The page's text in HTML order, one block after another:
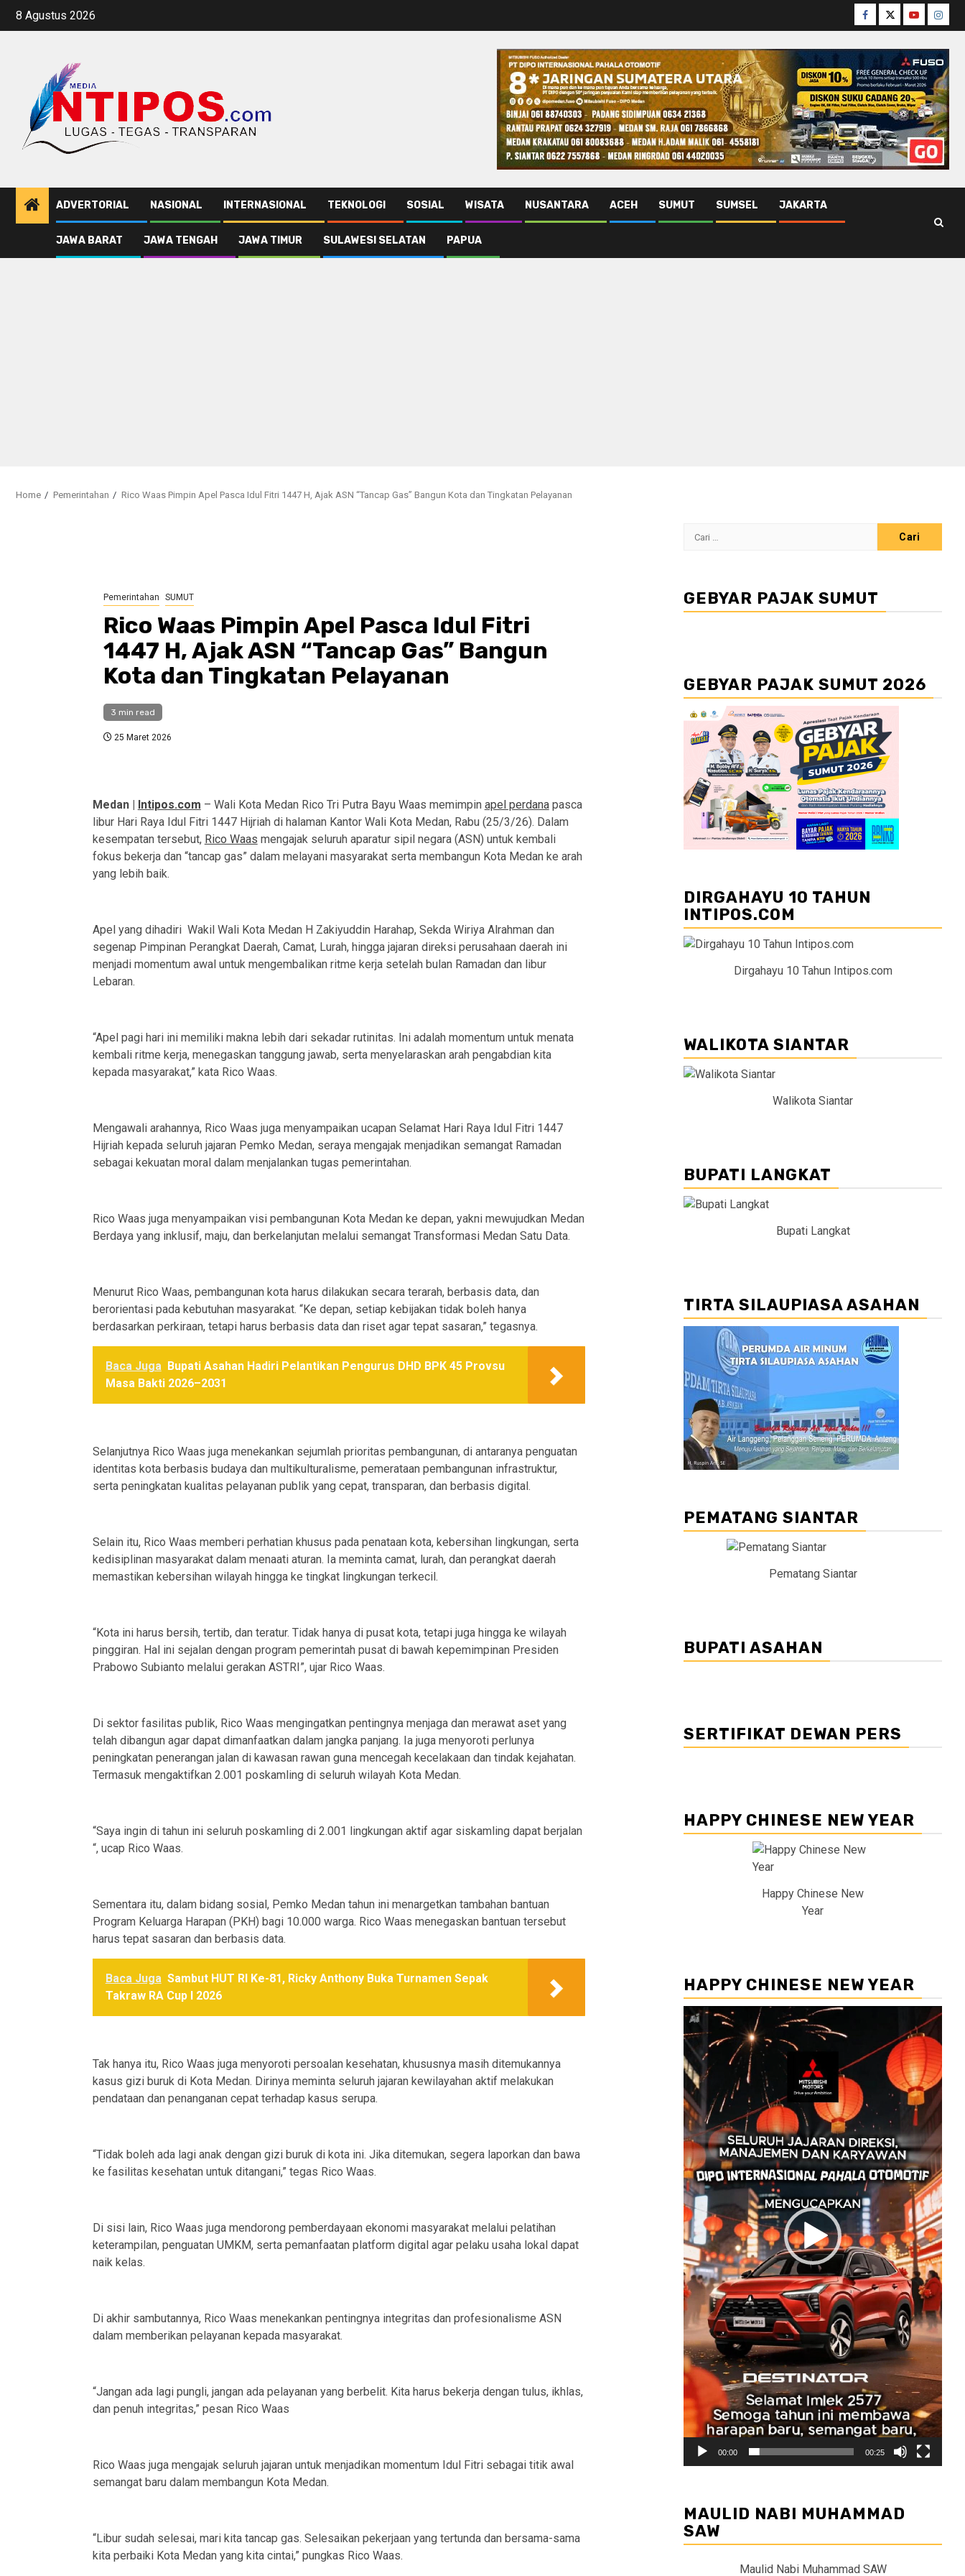
Skip
8 Agustus 2026 Facebook
TwitterYoutube
ADVERTORIAL NASIONAL INTERNASIONAL TEKNOLOGI SOSIAL WISATA NUSANTARA ACEH SUMUT SUMSEL JAKARTA
JAWA BARAT JAWA TENGAH JAWA TIMUR SULAWESI SELATAN PAPUA
Home Pemerintahan Rico Waas Pimpin Apel Pasca Idul Fitri 1447 H, Ajak ASN “Tancap Gas” Bangun Kota dan Tingkatan Pelayanan
Pemerintahan SUMUT
Rico Waas Pimpin Apel Pasca Idul Fitri
1447 H, Ajak ASN “Tancap Gas” Bangun
Kota dan Tingkatan Pelayanan
3 min read
25 Maret 2026
Medan | Intipos.com – Wali Kota Medan Rico Tri Putra Bayu Waas memimpin apel perdanapasca
libur Hari Raya Idul Fitri 1447 Hijriah di halaman Kantor Wali Kota Medan, Rabu (25/3/26). Dalam
kesempatan tersebut, Rico Waas mengajak seluruh aparatur sipil negara (ASN) untuk kembali
fokus bekerja dan “tancap gas” dalam melayani masyarakat serta membangun Kota Medan ke arah
yang lebih baik.
Apel yang dihadiri Wakil Wali Kota Medan H Zakiyuddin Harahap, Sekda Wiriya Alrahman dan
segenap Pimpinan Perangkat Daerah, Camat, Lurah, hingga jajaran direksi perusahaan daerah ini
menjadi momentum awal untuk mengembalikan ritme kerja setelah bulan Ramadan dan libur
Lebaran.
“Apel pagi hari ini memiliki makna lebih dari sekadar rutinitas. Ini adalah momentum untuk menata
kembali ritme kerja, menegaskan tanggung jawab, serta menyelaraskan arah pengabdian kita
kepada masyarakat,” kata Rico Waas.
Mengawali arahannya, Rico Waas juga menyampaikan ucapan Selamat Hari Raya Idul Fitri 1447
Hijriah kepada seluruh jajaran Pemko Medan, seraya mengajak menjadikan semangat Ramadan
sebagai kekuatan moral dalam menjalankan tugas pemerintahan.
Rico Waas juga menyampaikan visi pembangunan Kota Medan ke depan, yakni mewujudkan Medan
Berdaya yang inklusif, maju, dan berkelanjutan melalui semangat Transformasi Medan Satu Data.
Menurut Rico Waas, pembangunan kota harus dilakukan secara terarah, berbasis data, dan
berorientasi pada kebutuhan masyarakat. “Ke depan, setiap kebijakan tidak boleh hanya
berdasarkan perkiraan, tetapi harus berbasis data dan riset agar tepat sasaran,” tegasnya.
Baca Juga Bupati Asahan Hadiri Pelantikan Pengurus DHD BPK 45 Provsu
Masa Bakti 2026–2031
Selanjutnya Rico Waas juga menekankan sejumlah prioritas pembangunan, di antaranya penguatan
identitas kota berbasis budaya dan multikulturalisme, pemerataan pembangunan infrastruktur,
serta peningkatan kualitas pelayanan publik yang cepat, transparan, dan berbasis digital.
Selain itu, Rico Waas memberi perhatian khusus pada penataan kota, kebersihan lingkungan, serta
kedisiplinan masyarakat dalam menaati aturan. Ia meminta camat, lurah, dan perangkat daerah
memastikan kebersihan wilayah hingga ke tingkat lingkungan terkecil.
“Kota ini harus bersih, tertib, dan teratur. Tidak hanya di pusat kota, tetapi juga hingga ke wilayah
pinggiran. Hal ini sejalan dengan program pemerintah pusat di bawah kepemimpinan Presiden
Prabowo Subianto melalui gerakan ASTRI”, ujar Rico Waas.
Di sektor fasilitas publik, Rico Waas mengingatkan pentingnya menjaga dan merawat aset yang
telah dibangun agar dapat dimanfaatkan dalam jangka panjang. Ia juga menyoroti perlunya
peningkatan penerangan jalan di kawasan rawan guna mencegah kecelakaan dan tindak kejahatan.
Termasuk mengaktifkan 2.001 poskamling di seluruh wilayah Kota Medan.
“Saya ingin di tahun ini seluruh poskamling di 2.001 lingkungan aktif agar siskamling dapat berjalan
“, ucap Rico Waas.
Sementara itu, dalam bidang sosial, Pemko Medan tahun ini menargetkan tambahan bantuan
Program Keluarga Harapan (PKH) bagi 10.000 warga. Rico Waas menegaskan bantuan tersebut
harus tepat sasaran dan berbasis data.
Baca Juga Sambut HUT RI Ke-81, Ricky Anthony Buka Turnamen Sepak
Takraw RA Cup I 2026
Tak hanya itu, Rico Waas juga menyoroti persoalan kesehatan, khususnya masih ditemukannya
kasus gizi buruk di Kota Medan. Dirinya meminta seluruh jajaran kewilayahan aktif melakukan
pendataan dan penanganan cepat terhadap kasus serupa.
“Tidak boleh ada lagi anak dengan gizi buruk di kota ini. Jika ditemukan, segera laporkan dan bawa
ke fasilitas kesehatan untuk ditangani,” tegas Rico Waas.
Di sisi lain, Rico Waas juga mendorong pemberdayaan ekonomi masyarakat melalui pelatihan
keterampilan, penguatan UMKM, serta pemanfaatan platform digital agar pelaku usaha lokal dapat
naik kelas.
Di akhir sambutannya, Rico Waas menekankan pentingnya integritas dan profesionalisme ASN
dalam memberikan pelayanan kepada masyarakat.
“Jangan ada lagi pungli, jangan ada pelayanan yang berbelit. Kita harus bekerja dengan tulus, ikhlas,
dan penuh integritas,” pesan Rico Waas
Rico Waas juga mengajak seluruh jajaran untuk menjadikan momentum Idul Fitri sebagai titik awal
semangat baru dalam membangun Kota Medan.
“Libur sudah selesai, mari kita tancap gas. Selesaikan pekerjaan yang tertunda dan bersama-sama
kita perbaiki Kota Medan yang kita cintai,” pungkas Rico Waas.
Cari
GEBYAR PAJAK SUMUT
GEBYAR PAJAK SUMUT 2026
DIRGAHAYU 10 TAHUN
INTIPOS.COM
Dirgahayu 10 Tahun Intipos.com
WALIKOTA SIANTAR
Walikota Siantar
BUPATI LANGKAT
Bupati Langkat
TIRTA SILAUPIASA ASAHAN
PEMATANG SIANTAR
Pematang Siantar
BUPATI ASAHAN
SERTIFIKAT DEWAN PERS
HAPPY CHINESE NEW YEAR
Happy Chinese New
Year
HAPPY CHINESE NEW YEAR
Pemutar
Video
00:00 00:25
MAULID NABI MUHAMMAD
SAW
Maulid Nabi Muhammad SAW